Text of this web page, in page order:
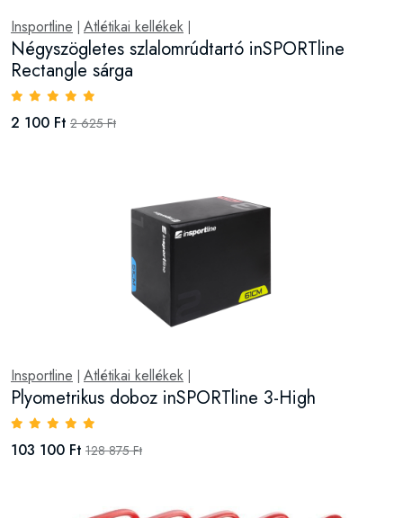
Insportline Atlétikai kellékek
Négyszögletes szlalomrúdtartó inSPORTline
Rectangle sárga
2 100 Ft 2 625 Ft
Insportline Atlétikai kellékek
Plyometrikus doboz inSPORTline 3-High
103 100 Ft 128 875 Ft